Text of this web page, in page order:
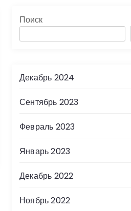
Поиск
Декабрь 2024
Сентябрь 2023
Февраль 2023
Январь 2023
Декабрь 2022
Ноябрь 2022